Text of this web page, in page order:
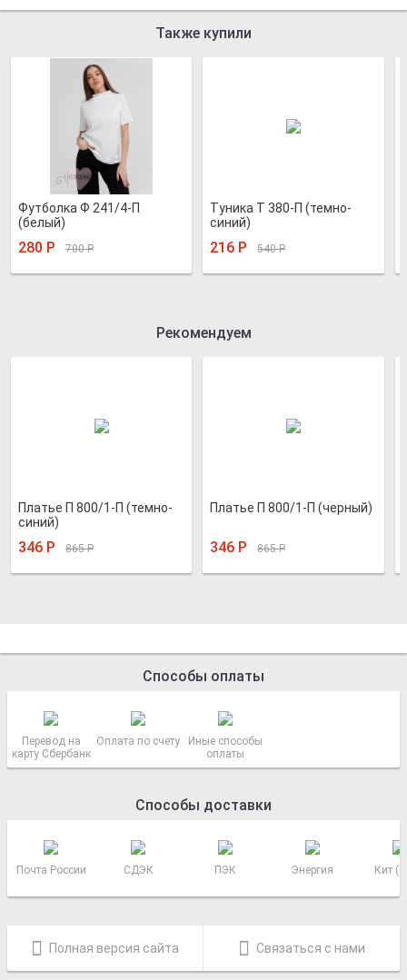
Также купили
Футболка Ф 241/4-П
(белый)
280 Р 700Р
Туника Т 380-П (темно-
синий)
216 Р 540Р
Рекомендуем
Платье П 800/1-П (темно-
синий)
346 Р 865Р
Платье П 800/1-П (черный)
346 Р 865Р
Способы оплаты
Перевод на
карту Сбербанк
Оплата по счету
Иные способы
оплаты
Способы доставки
Почта России СДЭК ПЭК Энергия Кит
Полная версия сайта Связаться с нами